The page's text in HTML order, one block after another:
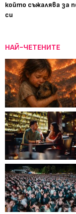
който съжалява за
си
НАЙ-ЧЕТЕНИТЕ